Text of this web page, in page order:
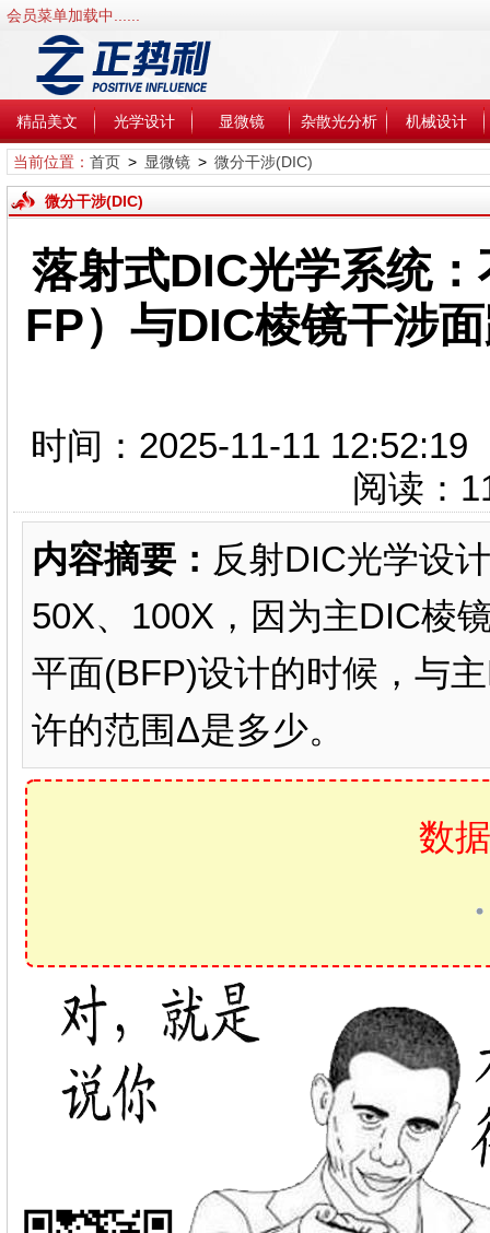
会员菜单加载中......
精品美文 光学设计 显微镜 杂散光分析 机械设计
当前位置： 首页> 显微镜> 微分干涉(DIC)
微分干涉(DIC)
落射式DIC光学系统
FP）与DIC棱镜干涉
时间：2025-11-11
阅读：
内容摘要： 反射DIC光学设
50X、100X，因为主DIC棱
平面(BFP)设计的时候，与
许的范围Δ是多少。
数